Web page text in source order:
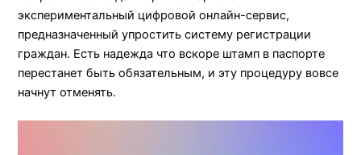
экспериментальный цифровойонлайн-сервис,
предназначенный упростить систему регистрации
граждан. Есть надежда что вскоре штамп в паспорте
перестанет быть обязательным, и эту процедуру вовсе
начнут отменять.